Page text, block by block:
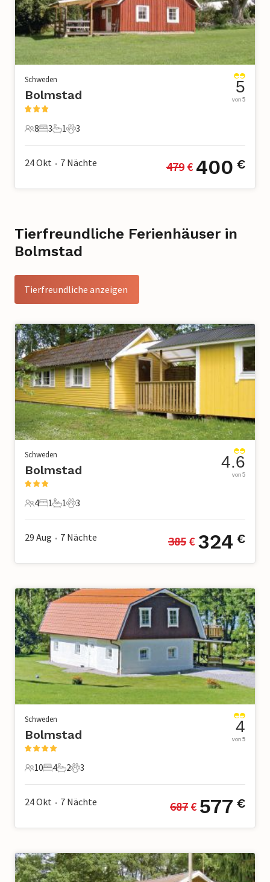
Schweden
Bolmstad
8 Gäste
8
3 Schlafzimmer
3
1 Badezimmer
1
3 Haustiere
3
5
von 5
24 Okt • 7 Nächte 479 € 400 €
Tierfreundliche Ferienhäuser in
Bolmstad
Tierfreundliche anzeigen
Schweden
Bolmstad
4 Gäste
4
1 Schlafzimmer
1
1 Badezimmer
1
3 Haustiere
3
4.6
von 5
29 Aug • 7 Nächte 385 € 324 €
Schweden
Bolmstad
10 Gäste
10
4 Schlafzimmer
4
2 Badezimmer
2
3 Haustiere
3
4
von 5
24 Okt • 7 Nächte 687 € 577 €